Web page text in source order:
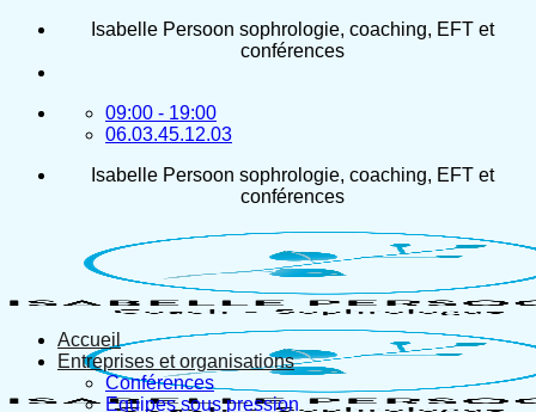
Passer
contenu
Isabelle Persoon sophrologie, coaching, EFT et
conférences
09:00 - 19:00
06.03.45.12.03
Isabelle Persoon sophrologie, coaching, EFT et
conférences
Accueil
Entreprises et organisations
Conférences
Equipes sous pression